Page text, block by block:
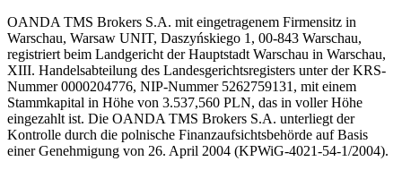
OANDA TMS Brokers S.A. mit eingetragenem Firmensitz in
Warschau, Warsaw UNIT, Daszyńskiego 1, 00-843 Warschau,
registriert beim Landgericht der Hauptstadt Warschau in Warschau,
XIII. Handelsabteilung des Landesgerichtsregisters unter der KRS-
Nummer 0000204776, NIP-Nummer 5262759131, mit einem
Stammkapital in Höhe von 3.537,560 PLN, das in voller Höhe
eingezahlt ist. Die OANDA TMS Brokers S.A. unterliegt der
Kontrolle durch die polnische Finanzaufsichtsbehörde auf Basis
einer Genehmigung von 26. April 2004 (KPWiG-4021-54-1/2004).